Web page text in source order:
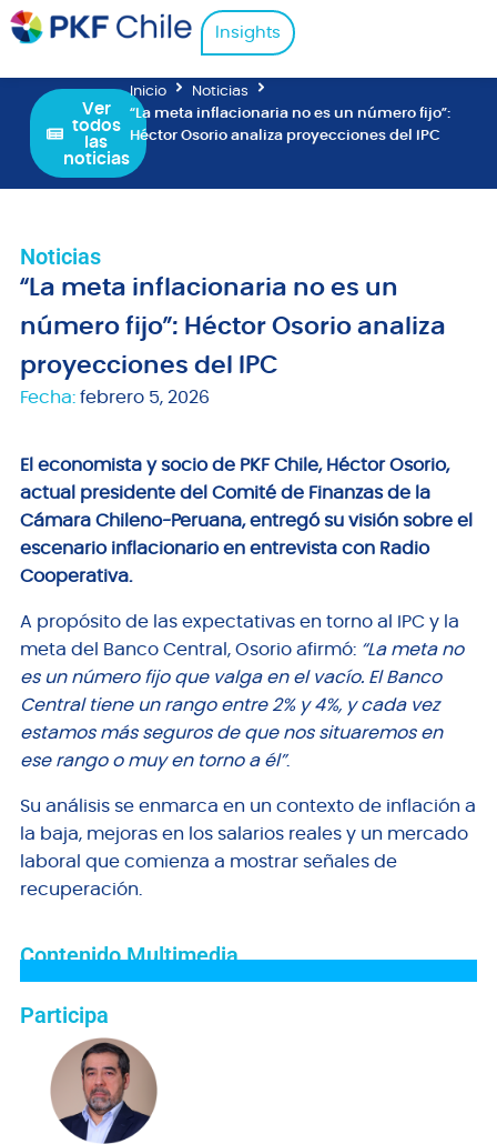
Insights
Ver
todos
las
noticias
Inicio
Noticias
“La meta inflacionaria no es un número fijo”:
Héctor Osorio analiza proyecciones del IPC
Noticias
“La meta inflacionaria no es un
número fijo”: Héctor Osorio analiza
proyecciones del IPC
Fecha: febrero 5, 2026
El economista y socio de PKF Chile, Héctor Osorio,
actual presidente del Comité de Finanzas de la
Cámara Chileno-Peruana, entregó su visión sobre el
escenario inflacionario en entrevista con Radio
Cooperativa.
A propósito de las expectativas en torno al IPC y la
meta del Banco Central, Osorio afirmó: “La meta no
es un número fijo que valga en el vacío. El Banco
Central tiene un rango entre 2% y 4%, y cada vez
estamos más seguros de que nos situaremos en
ese rango o muy en torno a él”.
Su análisis se enmarca en un contexto de inflación a
la baja, mejoras en los salarios reales y un mercado
laboral que comienza a mostrar señales de
recuperación.
Contenido Multimedia
Participa